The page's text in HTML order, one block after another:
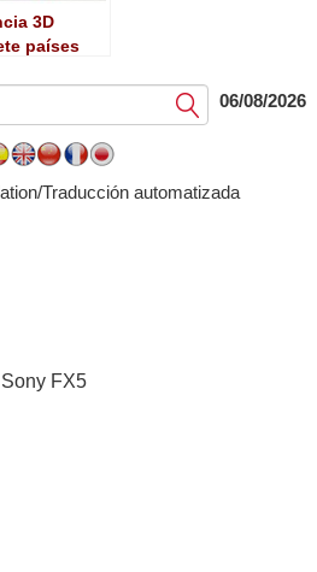
3D
países
Submit06/08/2026
Traducción automatizada
FX5